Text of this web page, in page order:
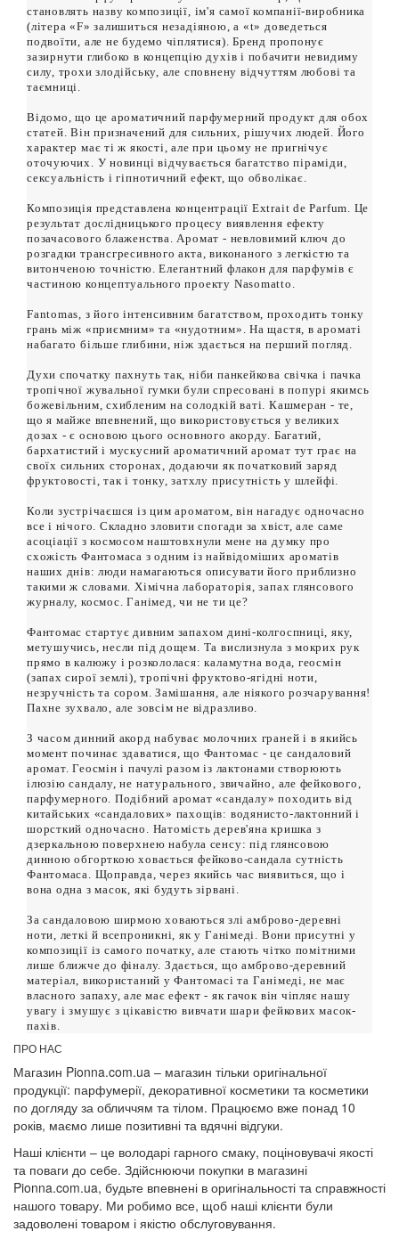
становлять назву композиції, ім'я самої компанії-виробника
(літера «F» залишиться незадіяною, а «t» доведеться
подвоїти, але не будемо чіплятися). Бренд пропонує
зазирнути глибоко в концепцію духів і побачити невидиму
силу, трохи злодійську, але сповнену відчуттям любові та
таємниці.
Відомо, що це ароматичний парфумерний продукт для обох
статей. Він призначений для сильних, рішучих людей. Його
характер має ті ж якості, але при цьому не пригнічує
оточуючих. У новинці відчувається багатство піраміди,
сексуальність і гіпнотичний ефект, що обволікає.
Композиція представлена концентрації Extrait de Parfum. Це
результат дослідницького процесу виявлення ефекту
позачасового блаженства. Аромат - невловимий ключ до
розгадки трансгресивного акта, виконаного з легкістю та
витонченою точністю. Елегантний флакон для парфумів є
частиною концептуального проекту Nasomatto.
Fantomas, з його інтенсивним багатством, проходить тонку
грань між «приємним» та «нудотним». На щастя, в ароматі
набагато більше глибини, ніж здається на перший погляд.
Духи спочатку пахнуть так, ніби панкейкова свічка і пачка
тропічної жувальної гумки були спресовані в попурі якимсь
божевільним, схибленим на солодкій ваті. Кашмеран - те,
що я майже впевнений, що використовується у великих
дозах - є основою цього основного акорду. Багатий,
бархатистий і мускусний ароматичний аромат тут грає на
своїх сильних сторонах, додаючи як початковий заряд
фруктовості, так і тонку, затхлу присутність у шлейфі.
Коли зустрічаєшся із цим ароматом, він нагадує одночасно
все і нічого. Складно зловити спогади за хвіст, але саме
асоціації з космосом наштовхнули мене на думку про
схожість Фантомаса з одним із найвідоміших ароматів
наших днів: люди намагаються описувати його приблизно
такими ж словами. Хімічна лабораторія, запах глянсового
журналу, космос. Ганімед, чи не ти це?
Фантомас стартує дивним запахом дині-колгоспниці, яку,
метушучись, несли під дощем. Та вислизнула з мокрих рук
прямо в калюжу і розкололася: каламутна вода, геосмін
(запах сирої землі), тропічні фруктово-ягідні ноти,
незручність та сором. Замішання, але ніякого розчарування!
Пахне зухвало, але зовсім не відразливо.
З часом динний акорд набуває молочних граней і в якийсь
момент починає здаватися, що Фантомас - це сандаловий
аромат. Геосмін і пачулі разом із лактонами створюють
ілюзію сандалу, не натурального, звичайно, але фейкового,
парфумерного. Подібний аромат «сандалу» походить від
китайських «сандалових» пахощів: водянисто-лактонний і
шорсткий одночасно. Натомість дерев'яна кришка з
дзеркальною поверхнею набула сенсу: під глянсовою
динною обгорткою ховається фейково-сандала сутність
Фантомаса. Щоправда, через якийсь час виявиться, що і
вона одна з масок, які будуть зірвані.
За сандаловою ширмою ховаються злі амброво-деревні
ноти, леткі й всепроникні, як у Ганімеді. Вони присутні у
композиції із самого початку, але стають чітко помітними
лише ближче до фіналу. Здається, що амброво-деревний
матеріал, використаний у Фантомасі та Ганімеді, не має
власного запаху, але має ефект - як гачок він чіпляє нашу
увагу і змушує з цікавістю вивчати шари фейкових масок-
пахів.
ПРО НАС
Магазин Pionna.com.ua – магазин тільки оригінальної
продукції: парфумерії, декоративної косметики та косметики
по догляду за обличчям та тілом. Працюємо вже понад 10
років, маємо лише позитивні та вдячні відгуки.
Наші клієнти – це володарі гарного смаку, поціновувачі якості
та поваги до себе. Здійснюючи покупки в магазині
Pionna.com.ua, будьте впевнені в оригінальності та справжності
нашого товару. Ми робимо все, щоб наші клієнти були
задоволені товаром і якістю обслуговування.